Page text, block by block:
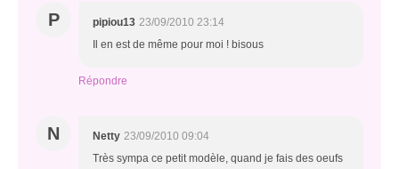
P pipiou13 23/09/2010 23:14
Il en est de même pour moi ! bisous
Répondre
N Netty 23/09/2010 09:04
Très sympa ce petit modèle, quand je fais des oeufs